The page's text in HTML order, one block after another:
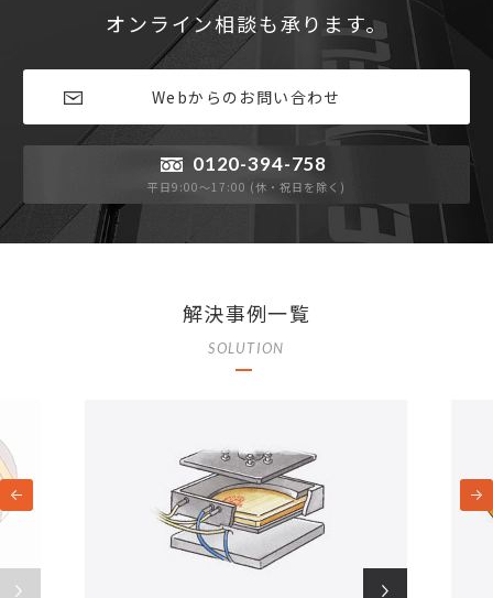
オンライン相談も承ります。
Webからのお問い合わせ
0120-394-758
平日9:00〜17:00 (休・祝日を除く)
解決事例一覧
SOLUTION